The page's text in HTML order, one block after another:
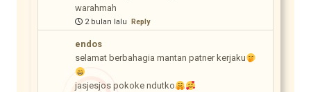
warahmah
2 bulan lalu Reply
endos
selamat berbahagia mantan patner kerjaku
jasjesjos pokoke ndutko